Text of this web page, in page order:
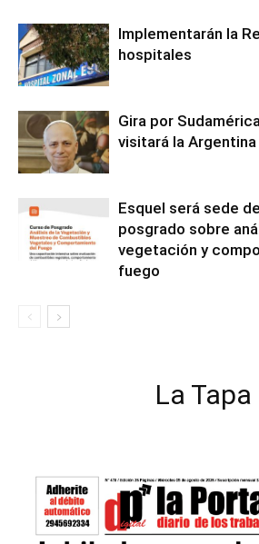
Implementarán la
hospitales
Gira por
visitará la Argentina
Esquel será sede
posgrado sobre
vegetación y
fuego
La Tapa